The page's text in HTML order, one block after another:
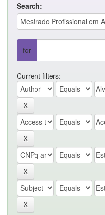
Search:
for
Current filters: